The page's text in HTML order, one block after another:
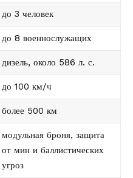
до 3 человек
до 8 военнослужащих
дизель, около 586 л. с.
до 100 км/ч
более 500 км
модульная броня, защита
от мин и баллистических
угроз